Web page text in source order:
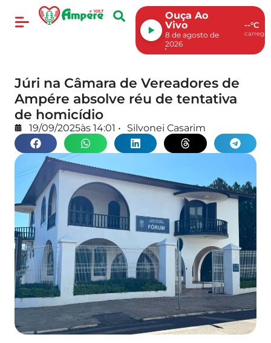
Ouça Ao
Vivo
8 de agosto de
2026
--°C
Júri na Câmara de Vereadores de
Ampére absolve réu de tentativa
de homicídio
19/09/2025às 14:01 • Silvonei Casarim